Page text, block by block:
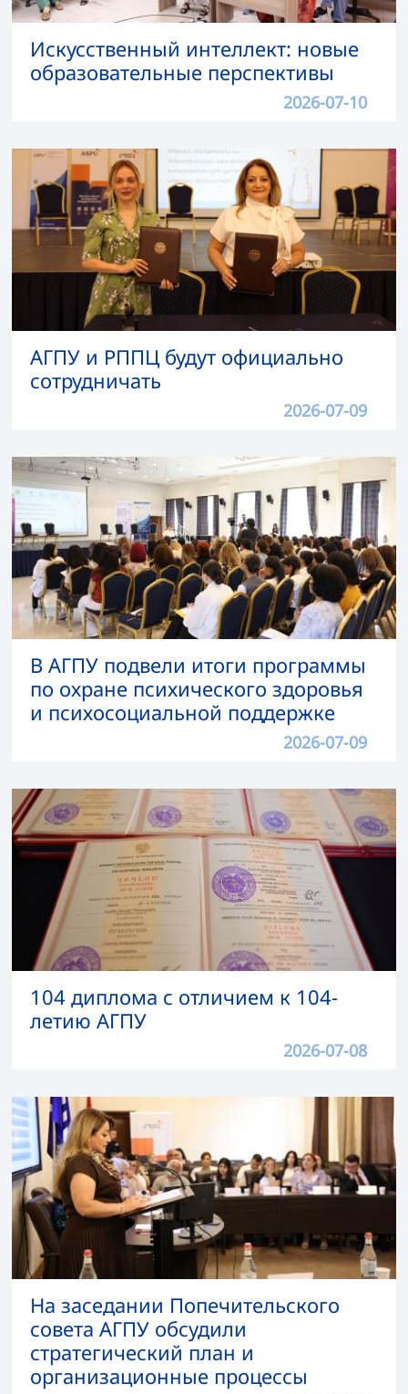
Искусственный интеллект: новые
образовательные перспективы
2026-07-10
АГПУ и РППЦ будут официально
сотрудничать
2026-07-09
В АГПУ подвели итоги программы
по охране психического здоровья
и психосоциальной поддержке
2026-07-09
104 диплома с отличием к 104-
летию АГПУ
2026-07-08
На заседании Попечительского
совета АГПУ обсудили
стратегический план и
организационные процессы